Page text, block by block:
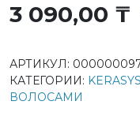
3 090,00 ₸
АРТИКУЛ:
КАТЕГОРИИ: KERASYS
ВОЛОСАМИ